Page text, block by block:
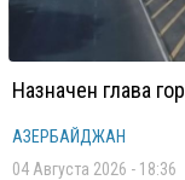
Назначен глава
АЗЕРБАЙДЖАН
04 Августа 2026 - 18:36